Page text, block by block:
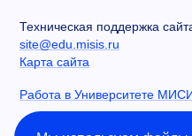
Техническая поддержка
site@edu.misis.ru
Карта сайта
Работа в Университете
Сведения об